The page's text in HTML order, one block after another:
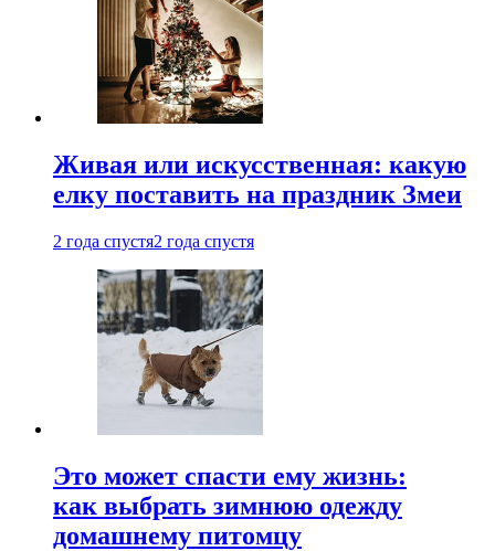
Живая или искусственная: какую
елку поставить на праздник Змеи
2 года спустя2 года спустя
Это может спасти ему жизнь:
как выбрать зимнюю одежду
домашнему питомцу